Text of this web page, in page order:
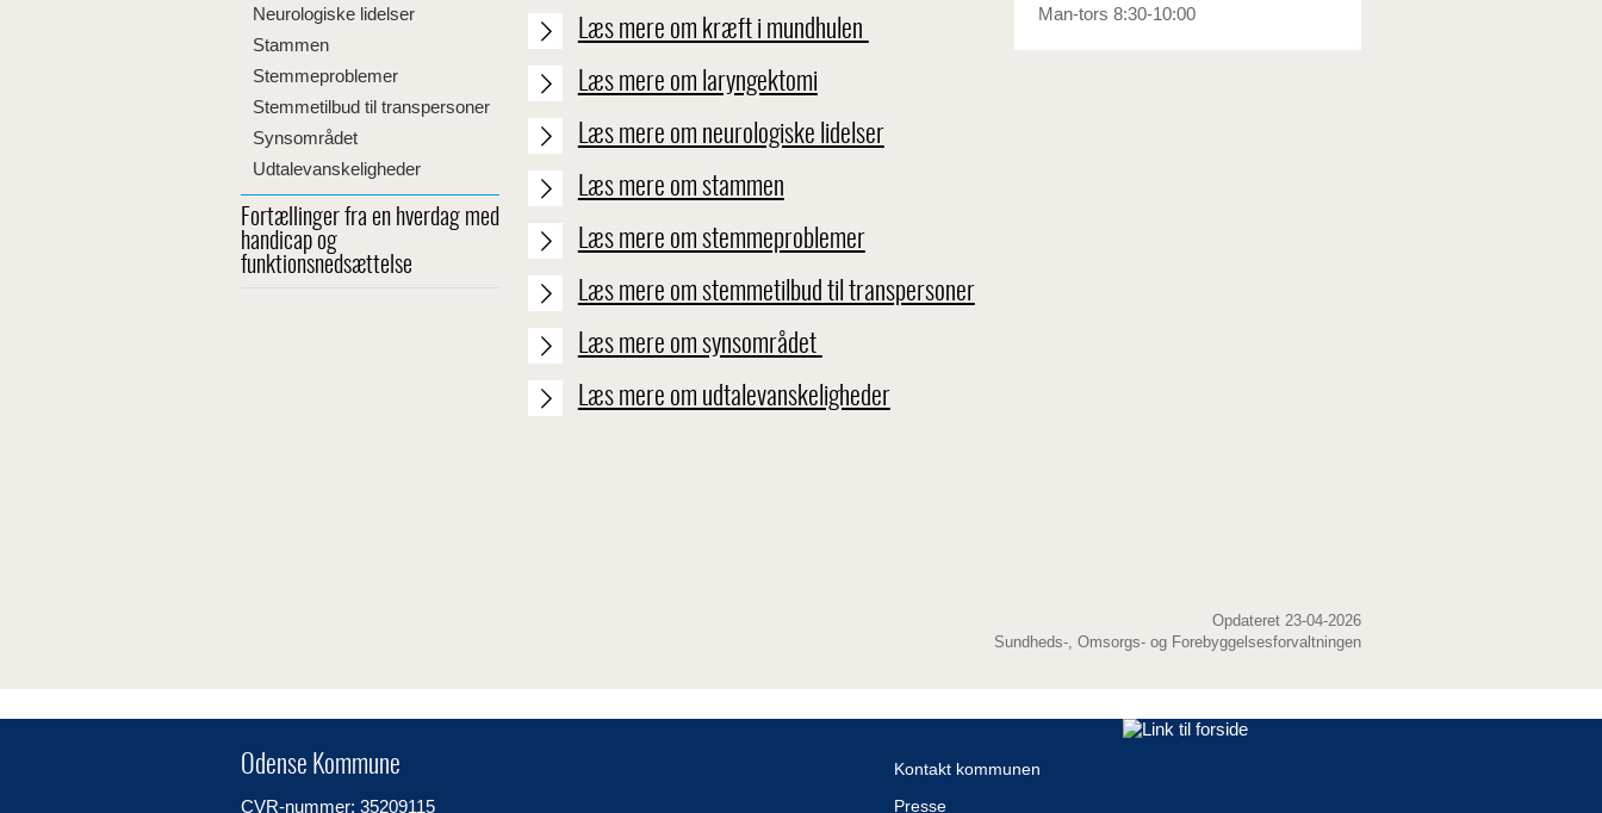
Neurologiske lidelser
Stammen
Stemmeproblemer
Stemmetilbud til transpersoner
Synsområdet
Udtalevanskeligheder
Fortællinger fra en hverdag med
handicap og
funktionsnedsættelse
Man-tors 8:30-10:00
Læs mere om kræft i mundhulen
Læs mere om laryngektomi
Læs mere om neurologiske lidelser
Læs mere om stammen
Læs mere om stemmeproblemer
Læs mere om stemmetilbud til transpersoner
Læs mere om synsområdet
Læs mere om udtalevanskeligheder
Opdateret 23-04-2026
Sundheds-, Omsorgs- og Forebyggelsesforvaltningen
Odense Kommune
CVR-nummer: 35209115
Kontakt kommunen
Presse